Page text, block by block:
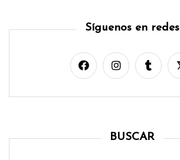
Síguenos en redes
BUSCAR